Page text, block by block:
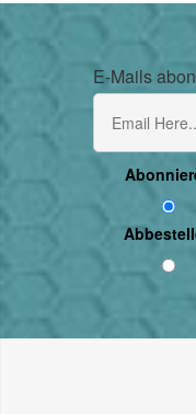
E-Mails